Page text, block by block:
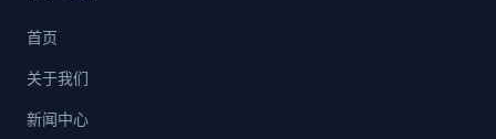
首页
关于我们
新闻中心